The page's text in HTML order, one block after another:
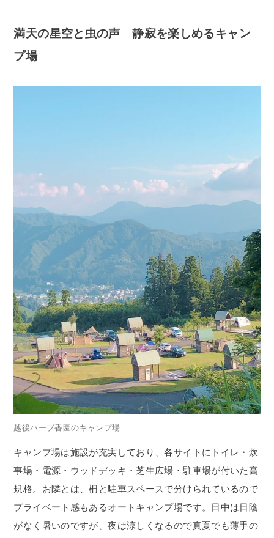
満天の星空と虫の声 静寂を楽しめるキャン
プ場
越後ハーブ香園のキャンプ場
キャンプ場は施設が充実しており、各サイトにトイレ・炊
事場・電源・ウッドデッキ・芝生広場・駐車場が付いた高
規格。お隣とは、柵と駐車スペースで分けられているので
プライベート感もあるオートキャンプ場です。日中は日陰
がなく暑いのですが、夜は涼しくなるので真夏でも薄手の